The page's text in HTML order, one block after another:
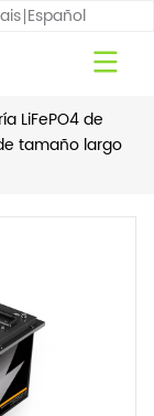
Español
LiFePO4 de
tamaño largo